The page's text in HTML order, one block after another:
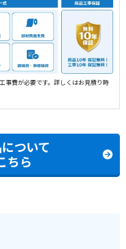
事費が必要です。詳しくはお見積り時
ついて
ちら